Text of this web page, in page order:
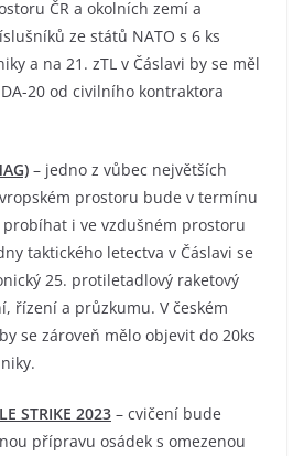
ČR a okolních zemí a
ze států NATO s 6 ks
a na 21. zTL v Čáslavi by se měl
20 od civilního kontraktora
– jedno z vůbec největších
prostoru bude v termínu
probíhat i ve vzdušném prostoru
taktického letectva v Čáslavi se
25. protiletadlový raketový
řízení a průzkumu. V českém
se zároveň mělo objevit do 20ks
STRIKE 2023 – cvičení bude
přípravu osádek s omezenou